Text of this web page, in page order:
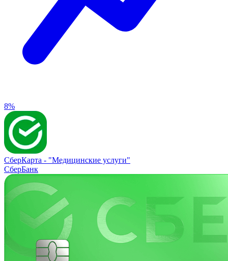
8%
СберКарта - "Медицинские услуги"
СберБанк